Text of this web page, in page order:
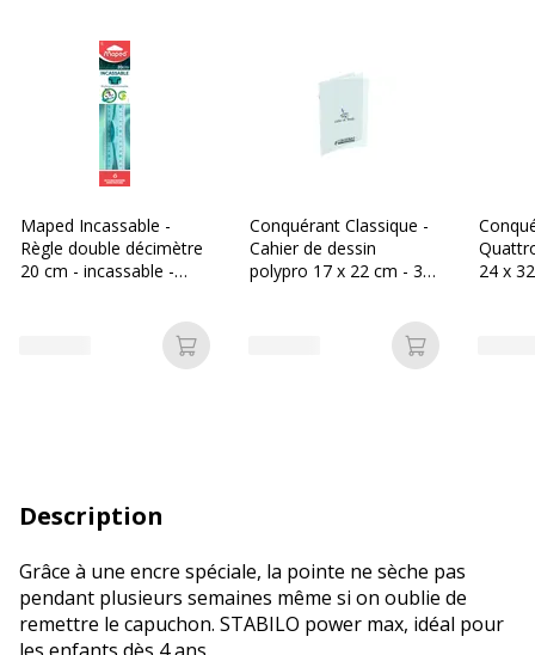
Maped Incassable -
Règle double décimètre
20 cm - incassable -
Ajouter au panier
Conquérant Classique -
Cahier de dessin
polypro 17 x 22 cm - 32
Ajouter au
24 x
Description
Grâce à une encre spéciale, la pointe ne sèche pas
pendant plusieurs semaines même si on oublie de
remettre le capuchon. STABILO power max, idéal pour